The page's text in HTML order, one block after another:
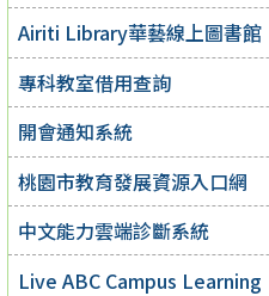
Airiti Library華藝線上圖書館
專科教室借用查詢
開會通知系統
桃園市教育發展資源入口網
中文能力雲端診斷系統
Live ABC Campus Learning